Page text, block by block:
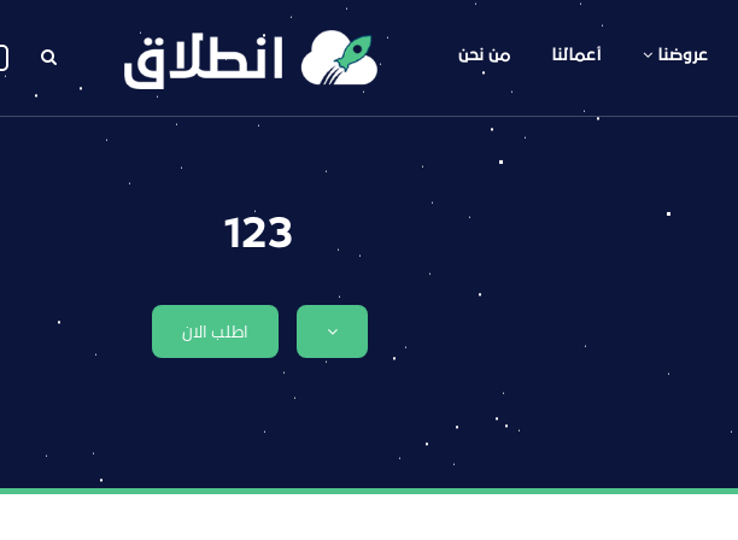
عروضنا أعمالنا من نحن
123
اطلب الان